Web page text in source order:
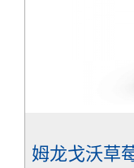
姆龙戈沃草